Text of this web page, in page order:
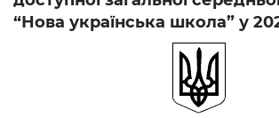
“Нова українська школа” у